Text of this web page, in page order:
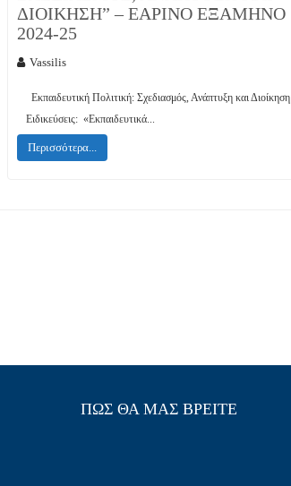
ΔΙΟΊΚΗΣΗ” – ΕΑΡΙΝΌ ΕΞΆΜΗΝΟ
2024-25
Vassilis
Εκπαιδευτική Πολιτική: Σχεδιασμός, Ανάπτυξη και Διοίκηση
Ειδικεύσεις: «Εκπαιδευτικά...
Περισσότερα...
ΠΩΣ ΘΑ ΜΑΣ ΒΡΕΊΤΕ